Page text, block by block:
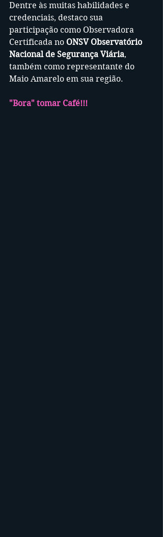
Dentre às muitas habilidades e
credenciais, destaco sua
participação como Observadora
Certificada no ONSV Observatório
Nacional de Segurança Viária,
também como representante do
Maio Amarelo em sua região.
"Bora" tomar Café!!!